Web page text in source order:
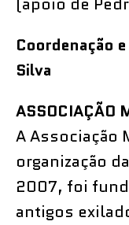
Coordenação
Silva
ASSOCIAÇÃO
A Associação
organização
2007, foi
antigos